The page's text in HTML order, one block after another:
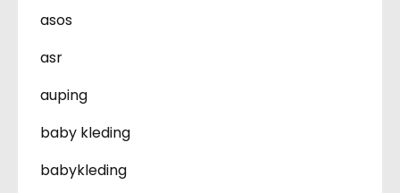
asos
asr
auping
baby kleding
babykleding